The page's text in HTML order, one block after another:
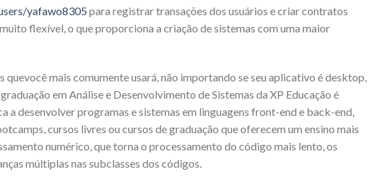
yafawo8305 para registrar transações dos usuários e criar contratos
flexível, o que proporciona a criação de sistemas com uma maior
quevocê mais comumente usará, não importando se seu aplicativo é desktop,
em Análise e Desenvolvimento de Sistemas da XP Educação é
a desenvolver programas e sistemas em linguagens front-end e back-end,
cursos livres ou cursos de graduação que oferecem um ensino mais
numérico, que torna o processamento do código mais lento, os
múltiplas nas subclasses dos códigos.